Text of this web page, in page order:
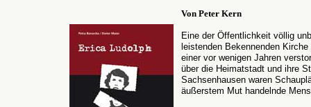
Von Peter Kern
Eine der Öffentlichkeit völlig
leistenden Bekennenden
einer vor wenigen Jahren
über die Heimatstadt und ihre
Sachsenhausen waren
äußerstem Mut handelnde